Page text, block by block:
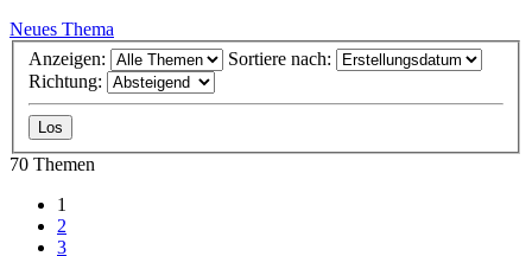
Neues Thema
Anzeigen:
Sortiere nach:
Richtung:
70 Themen
1
2
3